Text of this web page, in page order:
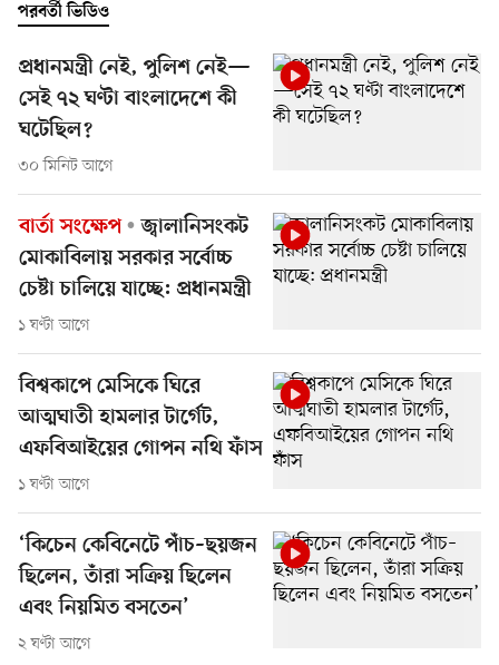
পরবর্তী ভিডিও
প্রধানমন্ত্রী নেই, পুলিশ নেই—
সেই ৭২ ঘণ্টা বাংলাদেশে কী
ঘটেছিল?
৩০ মিনিট আগে
বার্তা সংক্ষেপ
জ্বালানিসংকট
মোকাবিলায় সরকার সর্বোচ্চ
চেষ্টা চালিয়ে যাচ্ছে: প্রধানমন্ত্রী
১ ঘণ্টা আগে
বিশ্বকাপে মেসিকে ঘিরে
আত্মঘাতী হামলার টার্গেট,
এফবিআইয়ের গোপন নথি ফাঁস
১ ঘণ্টা আগে
‘কিচেন কেবিনেটে পাঁচ–ছয়জন
ছিলেন, তাঁরা সক্রিয় ছিলেন
এবং নিয়মিত বসতেন’
২ ঘণ্টা আগে